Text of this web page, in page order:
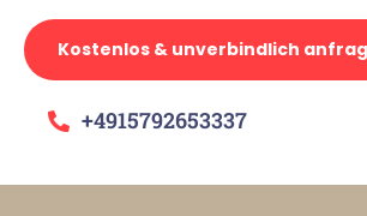
Kostenlos & unverbindlich
+4915792653337